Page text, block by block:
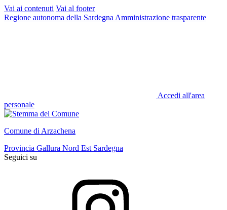
Vai ai contenuti Vai al footer
Regione autonoma della Sardegna Amministrazione trasparente
Accedi all'area
personale
Comune di Arzachena
Provincia Gallura Nord Est Sardegna
Seguici su